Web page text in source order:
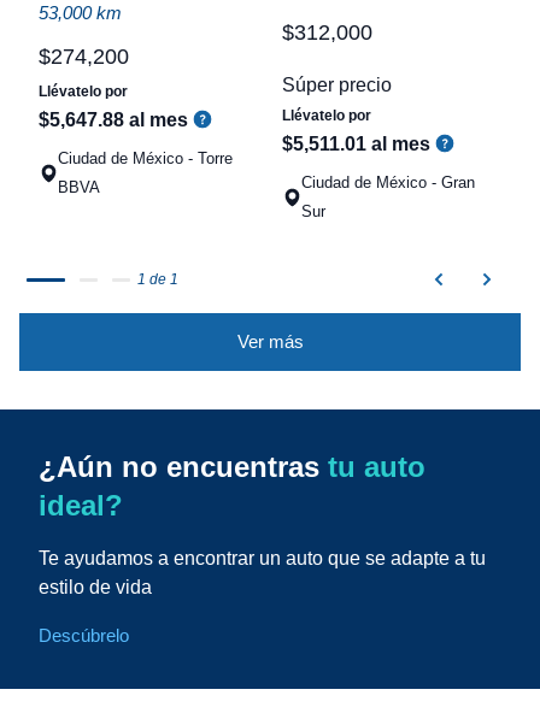
53,000 km
$274,200
Llévatelo por
$5,647.88 al mes
Ciudad de México - Torre
BBVA
$312,000
Súper precio
Llévatelo por
$5,511.01 al mes
Ciudad de México - Gran
Sur
1 de 1
Ver más
¿Aún no encuentras tu auto
ideal?
Te ayudamos a encontrar un auto que se adapte a tu
estilo de vida
Descúbrelo